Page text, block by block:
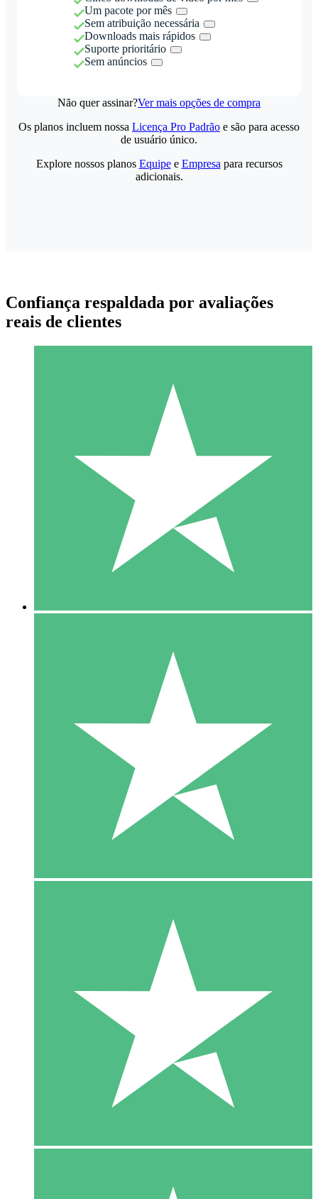
Um pacote por mês
Sem atribuição necessária
Downloads mais rápidos
Suporte prioritário
Sem anúncios
Não quer assinar?Ver mais opções de compra
Pacotes de Créditos Individuais
Pague conforme o uso com créditos de download. Sem
1000
10 Downloads
20 00
Os planos incluem nossa Licença Pro Padrão e são para acesso
de usuário único.
Explore nossos planos Equipee Empresa para recursos
adicionais.
Confiança respaldada por avaliações
reais de clientes